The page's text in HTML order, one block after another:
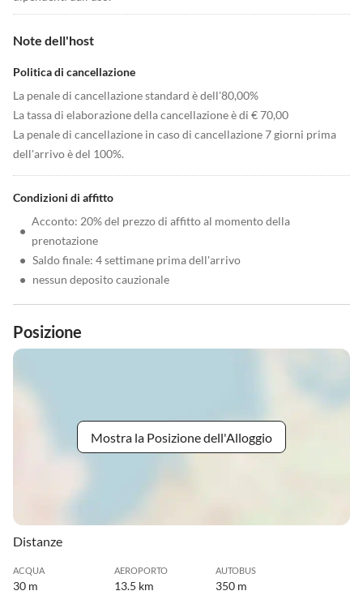
Note dell'host
Politica di cancellazione
La penale di cancellazione standard è dell'80,00%
La tassa di elaborazione della cancellazione è di € 70,00
La penale di cancellazione in caso di cancellazione 7 giorni prima
dell'arrivo è del 100%.
Condizioni di affitto
•
Acconto: 20% del prezzo di affitto al momento della
prenotazione
• Saldo finale: 4 settimane prima dell'arrivo
• nessun deposito cauzionale
Posizione
Mostra la Posizione dell'Alloggio
Distanze
ACQUA
30 m
AEROPORTO
13.5 km
AUTOBUS
350 m